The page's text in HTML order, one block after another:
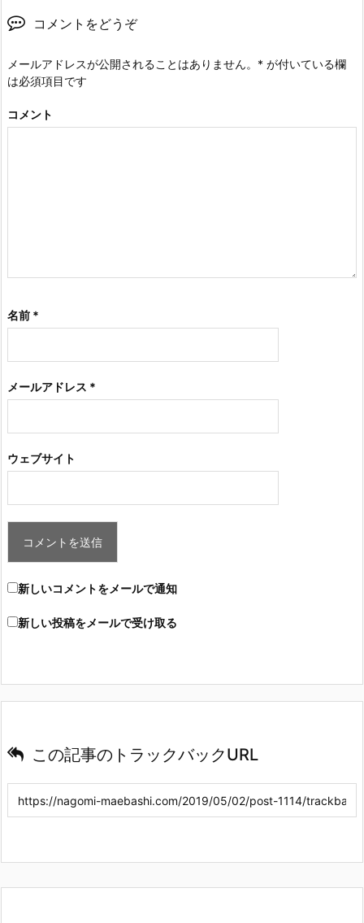
コメントをどうぞ
メールアドレスが公開されることはありません。 * が付いている欄
は必須項目です
コメント
名前 *
メールアドレス *
ウェブサイト
新しいコメントをメールで通知
新しい投稿をメールで受け取る
この記事のトラックバックURL